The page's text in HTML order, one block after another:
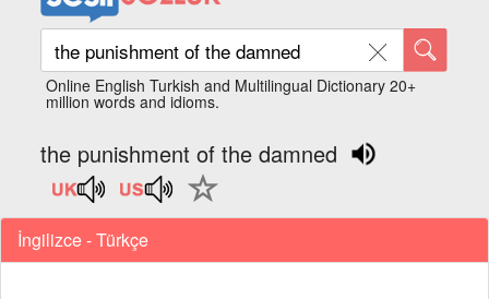
Online English Turkish and Multilingual Dictionary 20+
million words and idioms.
the punishment of the damned
İngilizce - Türkçe